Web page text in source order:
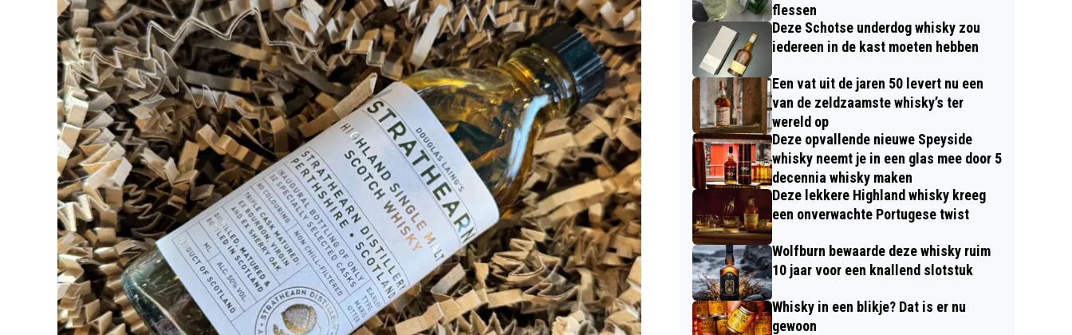
flessen
Deze Schotse underdog whisky zou
iedereen in de kast moeten hebben
Een vat uit de jaren 50 levert nu een
van de zeldzaamste whisky’s ter
wereld op
Deze opvallende nieuwe Speyside
whisky neemt je in een glas mee door 5
decennia whisky maken
Deze lekkere Highland whisky kreeg
een onverwachte Portugese twist
Wolfburn bewaarde deze whisky ruim
10 jaar voor een knallend slotstuk
Whisky in een blikje? Dat is er nu
gewoon